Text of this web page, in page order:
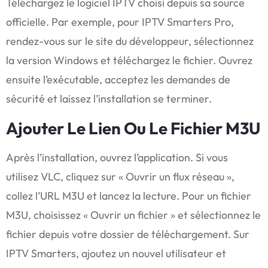
Téléchargez le logiciel IPTV choisi depuis sa source
officielle. Par exemple, pour IPTV Smarters Pro,
rendez-vous sur le site du développeur, sélectionnez
la version Windows et téléchargez le fichier. Ouvrez
ensuite l’exécutable, acceptez les demandes de
sécurité et laissez l’installation se terminer.
Ajouter Le Lien Ou Le Fichier M3U
Après l’installation, ouvrez l’application. Si vous
utilisez VLC, cliquez sur « Ouvrir un flux réseau »,
collez l’URL M3U et lancez la lecture. Pour un fichier
M3U, choisissez « Ouvrir un fichier » et sélectionnez le
fichier depuis votre dossier de téléchargement. Sur
IPTV Smarters, ajoutez un nouvel utilisateur et